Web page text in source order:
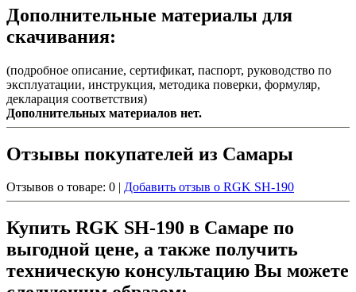
Дополнительные материалы для
скачивания:
(подробное описание, сертификат, паспорт, руководство по
эксплуатации, инструкция, методика поверки, формуляр,
декларация соответствия)
Дополнительных материалов нет.
Отзывы покупателей из Самары
Отзывов о товаре: 0 | Добавить отзыв о RGK SH-190
Купить RGK SH-190 в Самаре по
выгодной цене, а также получить
техническую консультацию Вы можете